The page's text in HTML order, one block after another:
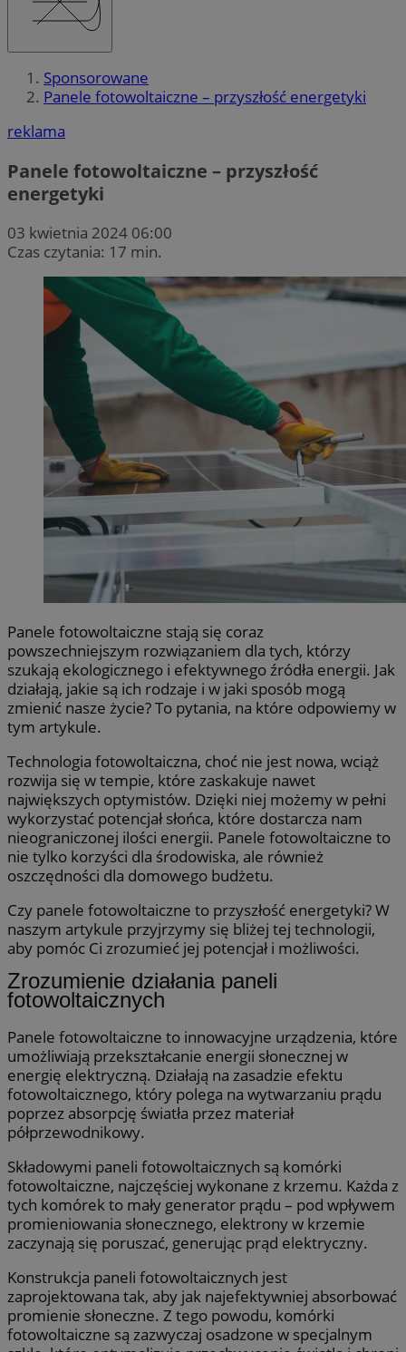
Sponsorowane
Panele fotowoltaiczne – przyszłość energetyki
reklama
Panele fotowoltaiczne – przyszłość
energetyki
03 kwietnia 2024 06:00
Czas czytania: 17 min.
Panele fotowoltaiczne stają się coraz
powszechniejszym rozwiązaniem dla tych, którzy
szukają ekologicznego i efektywnego źródła energii. Jak
działają, jakie są ich rodzaje i w jaki sposób mogą
zmienić nasze życie? To pytania, na które odpowiemy w
tym artykule.
Technologia fotowoltaiczna, choć nie jest nowa, wciąż
rozwija się w tempie, które zaskakuje nawet
największych optymistów. Dzięki niej możemy w pełni
wykorzystać potencjał słońca, które dostarcza nam
nieograniczonej ilości energii. Panele fotowoltaiczne to
nie tylko korzyści dla środowiska, ale również
oszczędności dla domowego budżetu.
Czy panele fotowoltaiczne to przyszłość energetyki? W
naszym artykule przyjrzymy się bliżej tej technologii,
aby pomóc Ci zrozumieć jej potencjał i możliwości.
Zrozumienie działania paneli
fotowoltaicznych
Panele fotowoltaiczne to innowacyjne urządzenia, które
umożliwiają przekształcanie energii słonecznej w
energię elektryczną. Działają na zasadzie efektu
fotowoltaicznego, który polega na wytwarzaniu prądu
poprzez absorpcję światła przez materiał
półprzewodnikowy.
Składowymi paneli fotowoltaicznych są komórki
fotowoltaiczne, najczęściej wykonane z krzemu. Każda z
tych komórek to mały generator prądu – pod wpływem
promieniowania słonecznego, elektrony w krzemie
zaczynają się poruszać, generując prąd elektryczny.
Konstrukcja paneli fotowoltaicznych jest
zaprojektowana tak, aby jak najefektywniej absorbować
promienie słoneczne. Z tego powodu, komórki
fotowoltaiczne są zazwyczaj osadzone w specjalnym